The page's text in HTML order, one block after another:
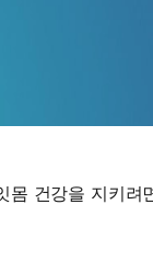
몸 건강을 지키려